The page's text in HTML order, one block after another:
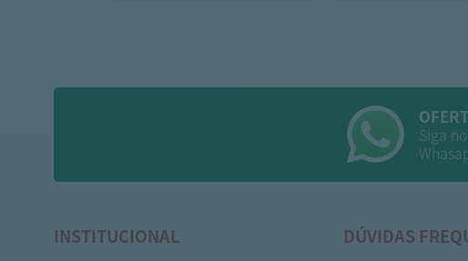
Siga
INSTITUCIONAL DÚVIDAS